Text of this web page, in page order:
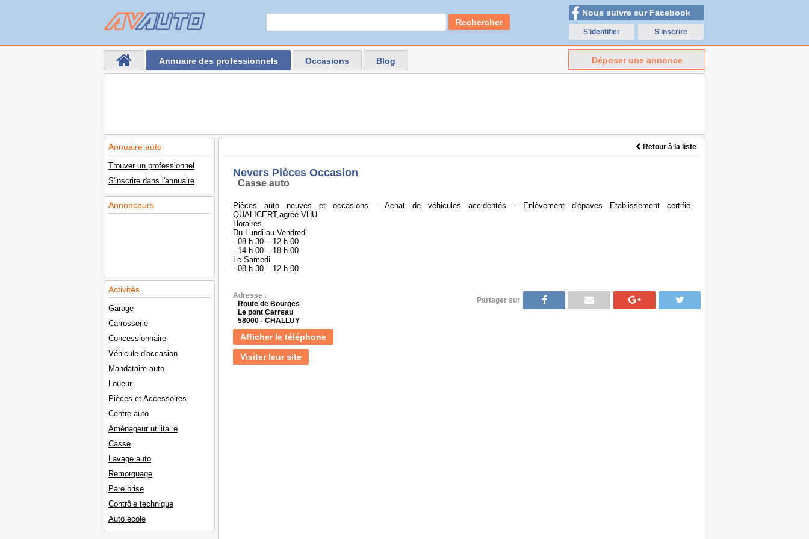
Rechercher
Nous suivre sur Facebook
S'identifier S'inscrire
Annuaire des professionnels Occasions Blog Déposer une annonce
Annuaire auto
Trouver un professionnel
S'inscrire dans l'annuaire
Annonceurs
Activités
Garage
Carrosserie
Concessionnaire
Véhicule d'occasion
Mandataire auto
Loueur
Pièces et Accessoires
Centre auto
Aménageur utilitaire
Casse
Lavage auto
Remorquage
Pare brise
Contrôle technique
Auto école
Retour à la liste
Nevers Pièces Occasion
Casse auto
Pièces auto neuves et occasions - Achat de véhicules accidentés - Enlèvement d'épaves Etablissement certifié
QUALICERT,agréé VHU
Horaires
Du Lundi au Vendredi
- 08 h 30 – 12 h 00
- 14 h 00 – 18 h 00
Le Samedi
- 08 h 30 – 12 h 00
Adresse :
Route de Bourges
Le pont Carreau
58000 - CHALLUY
Afficher le téléphone
Visiter leur site
Partager sur